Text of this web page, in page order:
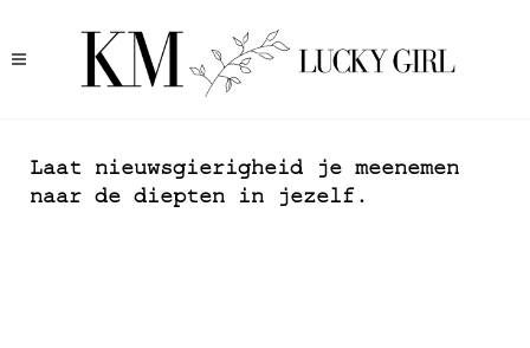
Laat nieuwsgierigheid je meenemen
naar de diepten in jezelf.